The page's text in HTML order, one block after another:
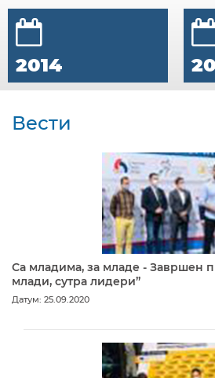
2014
Вести
Са младима, за младе - Завршен
млади, сутра лидери”
Датум: 25.09.2020